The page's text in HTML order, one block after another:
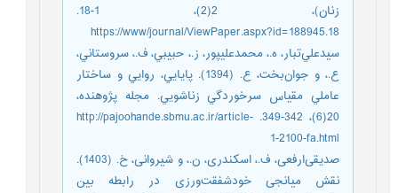
زنان)، 2(2)، 1-18.
https://www/journal/ViewPaper.aspx?id=188945.18
سيدعلي‌‌تبار، ه.، محمدعليپور، ز.، حبيبي، ف.، سروستاني،
ع.، و جوان‌‌بخت، ع. (1394). پايايي، روايي و ساختار
عاملي مقياس سرخوردگي زناشويي. مجله پژوهنده،
20(6)، 342-349. http://pajoohande.sbmu.ac.ir/article-
1-2100-fa.html
صدیقی‌‌ارفعی، ف.، اسکندری، ن.، و شیروانی، خ. (1403).
نقش میانجی خودشفقت‌ورزی در رابطه بین